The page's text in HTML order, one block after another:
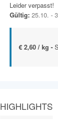
Leider verpasst!
Gültig: 25.10. -
€ 2,60 / kg -
HIGHLIGHTS